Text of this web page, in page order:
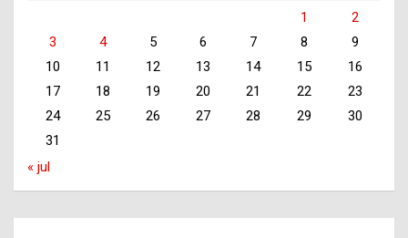
1
2
3
4 5 6 7 8
9
10
11 12 13 14 15
16
17
18 19 20 21 22
23
24
25 26 27 28 29
30
31
« jul